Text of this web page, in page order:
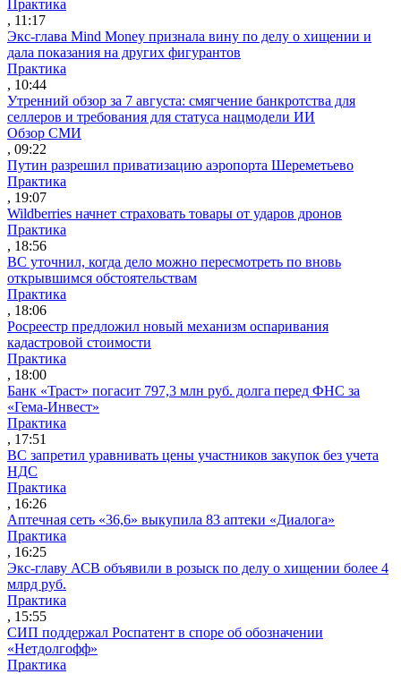
Практика
, 11:17
Экс-глава Mind Money признала вину по делу о хищении и
дала показания на других фигурантов
Практика
, 10:44
Утренний обзор за 7 августа: смягчение банкротства для
селлеров и требования для статуса нацмодели ИИ
Обзор СМИ
, 09:22
Путин разрешил приватизацию аэропорта Шереметьево
Практика
, 19:07
Wildberries начнет страховать товары от ударов дронов
Практика
, 18:56
ВС уточнил, когда дело можно пересмотреть по вновь
открывшимся обстоятельствам
Практика
, 18:06
Росреестр предложил новый механизм оспаривания
кадастровой стоимости
Практика
, 18:00
Банк «Траст» погасит 797,3 млн руб. долга перед ФНС за
«Гема-Инвест»
Практика
, 17:51
ВС запретил уравнивать цены участников закупок без учета
НДС
Практика
, 16:26
Аптечная сеть «36,6» выкупила 83 аптеки «Диалога»
Практика
, 16:25
Экс-главу АСВ объявили в розыск по делу о хищении более 4
млрд руб.
Практика
, 15:55
СИП поддержал Роспатент в споре об обозначении
«Нетдолгофф»
Практика